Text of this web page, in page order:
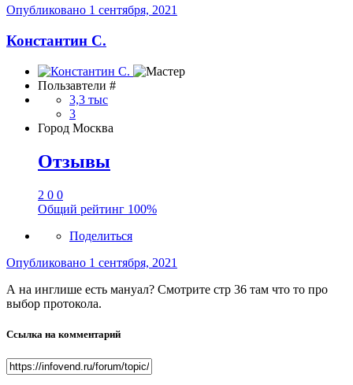
Опубликовано 1 сентября, 2021
Константин С.
Пользавтели #
3,3 тыс
3
Город Москва
Отзывы
2 0 0
Общий рейтинг 100%
Поделиться
Опубликовано 1 сентября, 2021
А на инглише есть мануал? Смотрите стр 36 там что то про
выбор протокола.
Ссылка на комментарий